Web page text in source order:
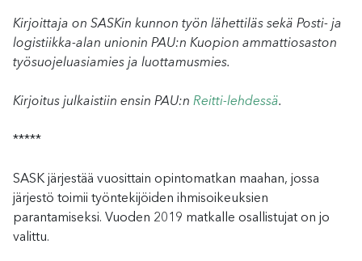
Kirjoittaja on SASKin kunnon työn lähettiläs sekä Posti- ja
logistiikka-alan unionin PAU:n Kuopion ammattiosaston
työsuojeluasiamies ja luottamusmies.
Kirjoitus julkaistiin ensin PAU:n Reitti-lehdessä.
*****
SASK järjestää vuosittain opintomatkan maahan, jossa
järjestö toimii työntekijöiden ihmisoikeuksien
parantamiseksi. Vuoden 2019 matkalle osallistujat on jo
valittu.